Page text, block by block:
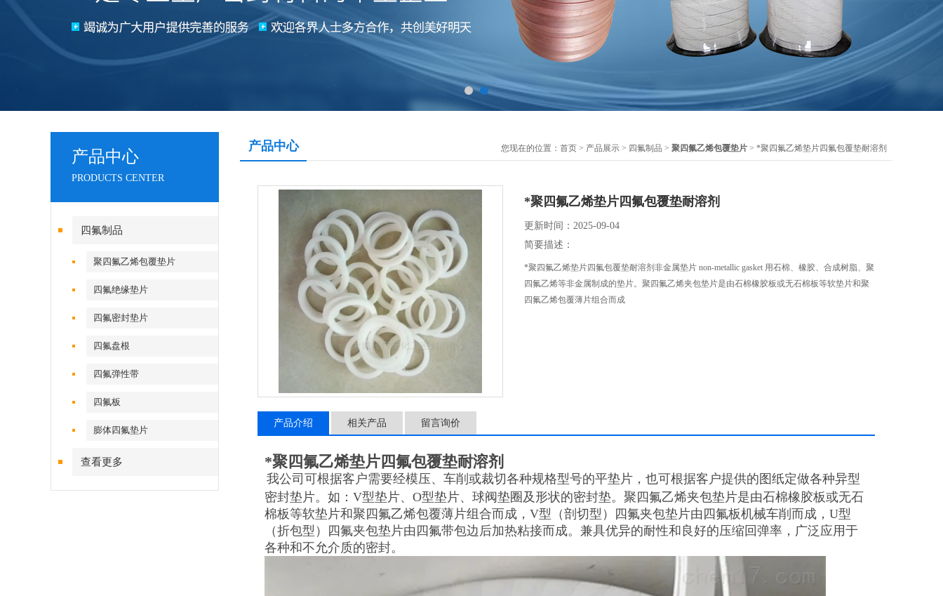
产品中心
PRODUCTS CENTER
四氟制品
聚四氟乙烯包覆垫片
四氟绝缘垫片
四氟密封垫片
四氟盘根
四氟弹性带
四氟板
膨体四氟垫片
查看更多
产品中心 您现在的位置： 首页 > 产品展示 > 四氟制品 > 聚四氟乙烯包覆垫片 > *聚四氟乙烯垫片四氟包覆垫耐溶剂
*聚四氟乙烯垫片四氟包覆垫耐溶剂
更新时间：2025-09-04
简要描述：
*聚四氟乙烯垫片四氟包覆垫耐溶剂非金属垫片 non-metallic gasket 用石棉、橡胶、合成树脂、聚
四氟乙烯等非金属制成的垫片。聚四氟乙烯夹包垫片是由石棉橡胶板或无石棉板等软垫片和聚
四氟乙烯包覆薄片组合而成
产品介绍 相关产品 留言询价
*聚四氟乙烯垫片四氟包覆垫耐溶剂
我公司可根据客户需要经模压、车削或裁切各种规格型号的平垫片，也可根据客户提供的图纸定做各种异型
密封垫片。如：V型垫片、O型垫片、球阀垫圈及形状的密封垫。聚四氟乙烯夹包垫片是由石棉橡胶板或无石
棉板等软垫片和聚四氟乙烯包覆薄片组合而成，V型（剖切型）四氟夹包垫片由四氟板机械车削而成，U型
（折包型）四氟夹包垫片由四氟带包边后加热粘接而成。兼具优异的耐性和良好的压缩回弹率，广泛应用于
各种和不允介质的密封。